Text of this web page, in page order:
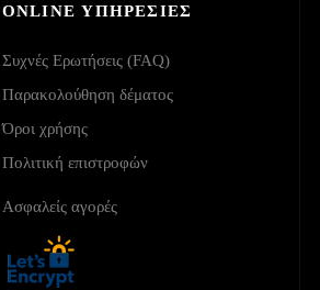
ONLINE ΥΠΗΡΕΣΙΕΣ
Συχνές Ερωτήσεις (FAQ)
Παρακολούθηση δέματος
Όροι χρήσης
Πολιτική επιστροφών
Ασφαλείς αγορές